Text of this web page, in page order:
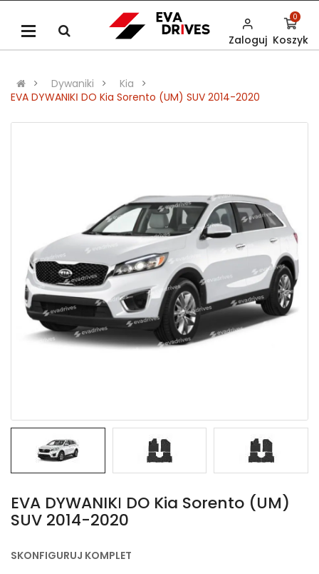
Zaloguj Koszyk
0
Dywaniki
Kia
EVA DYWANIKІ DO Kia Sorento (UM) SUV 2014-2020
EVA DYWANIKІ DO Kia Sorento (UM)
SUV 2014-2020
SKONFIGURUJ KOMPLET